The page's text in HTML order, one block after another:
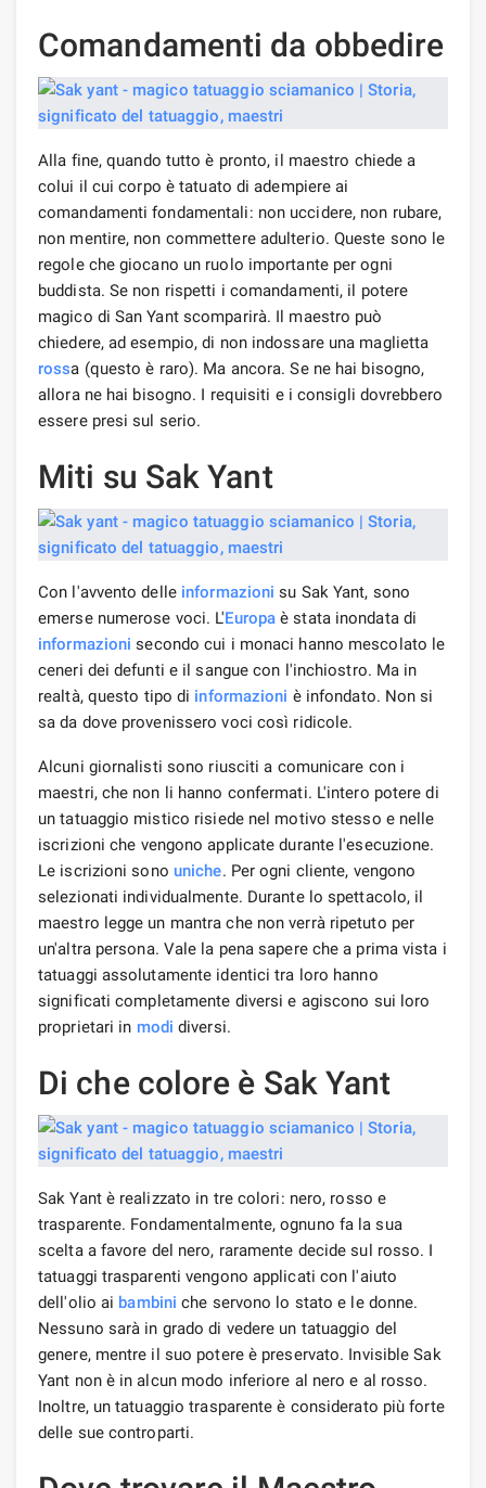
Comandamenti da obbedire
Alla fine, quando tutto è pronto, il maestro chiede a
colui il cui corpo è tatuato di adempiere ai
comandamenti fondamentali: non uccidere, non rubare,
non mentire, non commettere adulterio. Queste sono le
regole che giocano un ruolo importante per ogni
buddista. Se non rispetti i comandamenti, il potere
magico di San Yant scomparirà. Il maestro può
chiedere, ad esempio, di non indossare una maglietta
rossa (questo è raro). Ma ancora. Se ne hai bisogno,
allora ne hai bisogno. I requisiti e i consigli dovrebbero
essere presi sul serio.
Miti su Sak Yant
Con l'avvento delle informazioni su Sak Yant, sono
emerse numerose voci. L'Europa è stata inondata di
informazioni secondo cui i monaci hanno mescolato le
ceneri dei defunti e il sangue con l'inchiostro. Ma in
realtà, questo tipo di informazioni è infondato. Non si
sa da dove provenissero voci così ridicole.
Alcuni giornalisti sono riusciti a comunicare con i
maestri, che non li hanno confermati. L'intero potere di
un tatuaggio mistico risiede nel motivo stesso e nelle
iscrizioni che vengono applicate durante l'esecuzione.
Le iscrizioni sono uniche. Per ogni cliente, vengono
selezionati individualmente. Durante lo spettacolo, il
maestro legge un mantra che non verrà ripetuto per
un'altra persona. Vale la pena sapere che a prima vista i
tatuaggi assolutamente identici tra loro hanno
significati completamente diversi e agiscono sui loro
proprietari in modi diversi.
Di che colore è Sak Yant
Sak Yant è realizzato in tre colori: nero, rosso e
trasparente. Fondamentalmente, ognuno fa la sua
scelta a favore del nero, raramente decide sul rosso. I
tatuaggi trasparenti vengono applicati con l'aiuto
dell'olio ai bambini che servono lo stato e le donne.
Nessuno sarà in grado di vedere un tatuaggio del
genere, mentre il suo potere è preservato. Invisible Sak
Yant non è in alcun modo inferiore al nero e al rosso.
Inoltre, un tatuaggio trasparente è considerato più forte
delle sue controparti.